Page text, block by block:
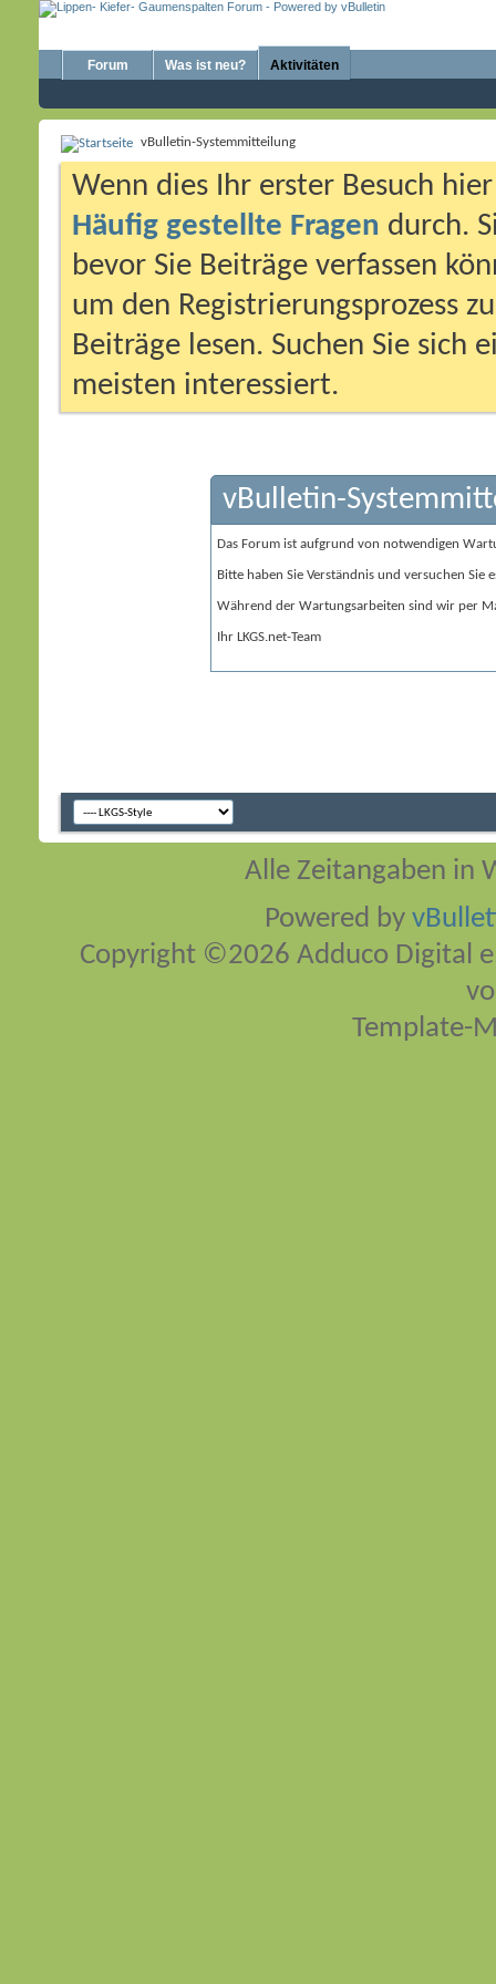
Forum Was ist neu? Aktivitäten
vBulletin-Systemmitteilung
Wenn dies Ihr erster Besuch
Häufig gestellte Fragen durch.
bevor Sie Beiträge verfassen
um den Registrierungsprozess
Beiträge lesen. Suchen Sie sich
meisten interessiert.
vBulletin-
Das Forum ist aufgrund von notwendigen
Bitte haben Sie Verständnis und versuchen Sie
Während der Wartungsarbeiten sind wir per
Ihr LKGS.net-Team
Alle Zeitangaben in
Powered by
Copyright ©2026 Adduco Digital
Template-